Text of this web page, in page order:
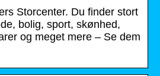
Storcenter. Du finder stort
bolig, sport, skønhed,
og meget mere – Se dem